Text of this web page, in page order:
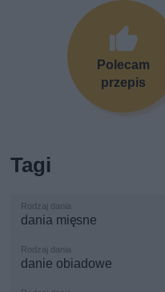
Polecam
przepis
Tagi
dania mięsne
danie obiadowe